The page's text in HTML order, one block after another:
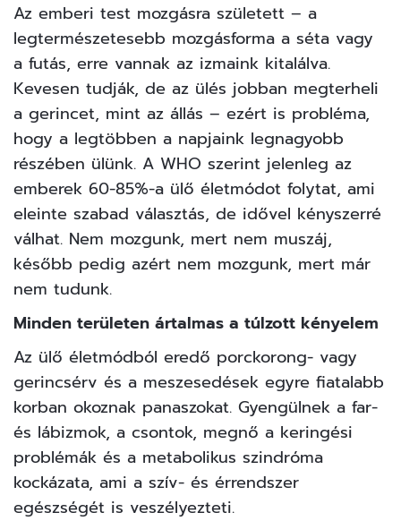
Az emberi test mozgásra született – a
legtermészetesebb mozgásforma a séta vagy
a futás, erre vannak az izmaink kitalálva.
Kevesen tudják, de az ülés jobban megterheli
a gerincet, mint az állás – ezért is probléma,
hogy a legtöbben a napjaink legnagyobb
részében ülünk. A WHO szerint jelenleg az
emberek 60-85%-a ülő életmódot folytat, ami
eleinte szabad választás, de idővel kényszerré
válhat. Nem mozgunk, mert nem muszáj,
később pedig azért nem mozgunk, mert már
nem tudunk.
Minden területen ártalmas a túlzott kényelem
Az ülő életmódból eredő porckorong- vagy
gerincsérv és a meszesedések egyre fiatalabb
korban okoznak panaszokat. Gyengülnek a far-
és lábizmok, a csontok, megnő a keringési
problémák és a metabolikus szindróma
kockázata, ami a szív- és érrendszer
egészségét is veszélyezteti.